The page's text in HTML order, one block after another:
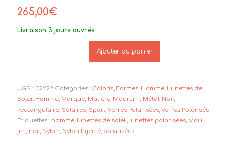
265,00€
Livraison 3 jours ouvrés
Ajouter au panier
UGS : 102222 Catégories : Coloris, Formes, Homme, Lunettes de
Soleil Homme, Marque, Matière, Maui Jim, Métal, Noir,
Rectangulaire, Solaires, Sport, Verres Polarisées, Verres Polarisés
Étiquettes : homme, lunettes de soleil, lunettes polarisées, Maui
jim, noir, Nylon, Nylon Injecté, polarisées